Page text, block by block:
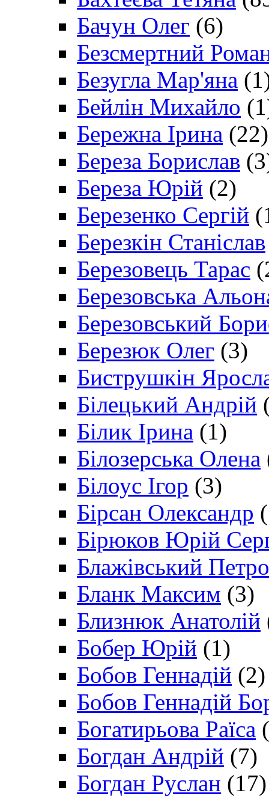
Бачун Олег (6)
Безсмертний
Безугла Мар'яна
Бейлін Михайло
Бережна Ірина (22)
Береза Борислав
Береза Юрій (2)
Березенко Сергій
Березкін Станіслав
Березовець Тарас
Березовська
Березовський
Березюк Олег (3)
Биструшкін
Білецький Андрій
Білик Ірина (1)
Білозерська Олена
Білоус Ігор (3)
Бірсан Олександр
Бірюков Юрій
Блажівський Петро
Бланк Максим (3)
Близнюк Анатолій
Бобер Юрій (1)
Бобов Геннадій (2)
Бобов Геннадій
Богатирьова Раїса
Богдан Андрій (7)
Богдан Руслан (17)